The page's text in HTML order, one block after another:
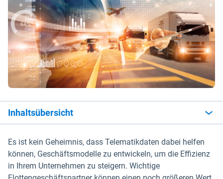
Inhaltsübersicht
Es ist kein Geheimnis, dass Telematikdaten dabei helfen
können, Geschäftsmodelle zu entwickeln, um die Effizienz
in Ihrem Unternehmen zu steigern. Wichtige